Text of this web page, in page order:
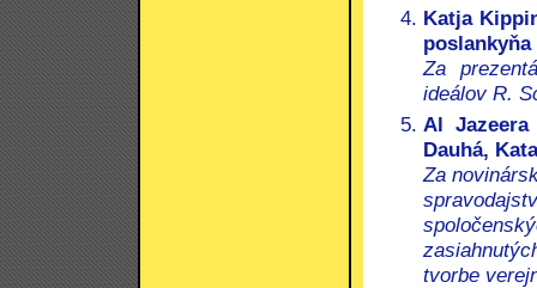
Katja
Za
ideálov R.
Al
Dauhá,
Za
tvorbe